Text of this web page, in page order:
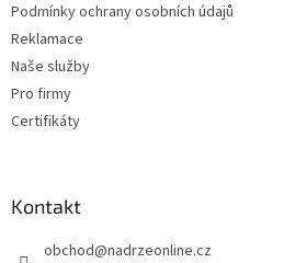
Podmínky ochrany osobních údajů
Reklamace
Naše služby
Pro firmy
Certifikáty
Kontakt
obchod@nadrzeonline.cz